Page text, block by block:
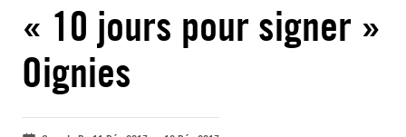
« 10 jours pour signer »
Oignies